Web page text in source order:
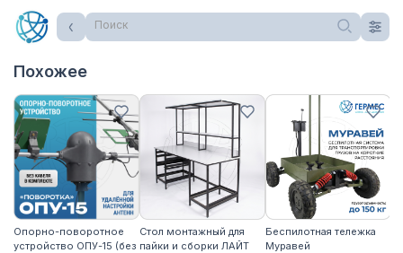
Поиск
Похожее
Опорно-поворотное
устройство ОПУ-15 (без
Стол монтажный для
пайки и сборки ЛАЙТ
Беспилотная тележка
Муравей